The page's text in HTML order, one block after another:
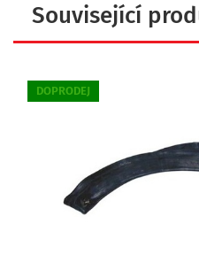
Související
DOPRODEJ